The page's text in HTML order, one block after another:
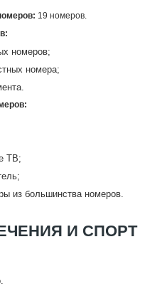
19 номеров.
номеров;
номера;
ТВ;
из большинства номеров.
И СПОРТ